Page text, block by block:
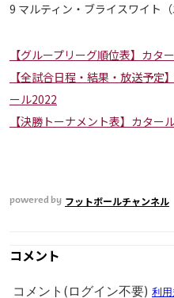
9 マルティン・ブライスワイト
【グループリーグ順位表】カタ
【全試合日程・結果・放送予定
ール2022
【決勝トーナメント表】カター
powered by フットボールチャンネル
コメント